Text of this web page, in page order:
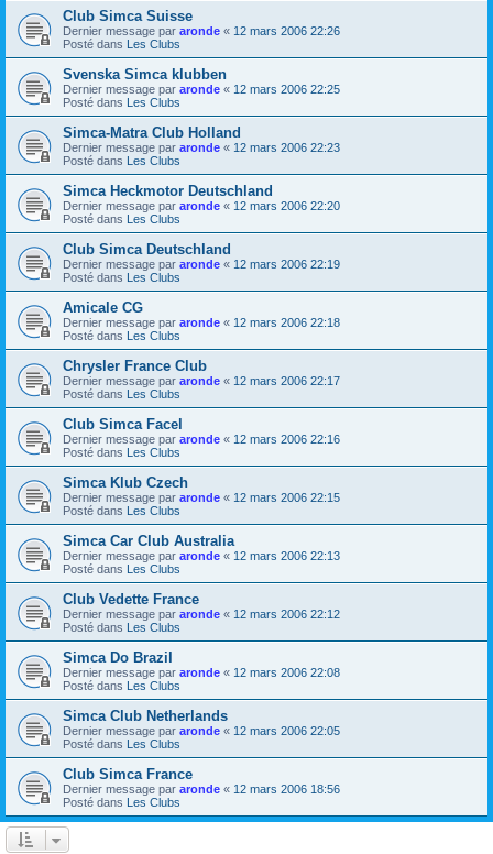
Club Simca Suisse
Dernier message par aronde « 12 mars 2006 22:26
Posté dans Les Clubs
Svenska Simca klubben
Dernier message par aronde « 12 mars 2006 22:25
Posté dans Les Clubs
Simca-Matra Club Holland
Dernier message par aronde « 12 mars 2006 22:23
Posté dans Les Clubs
Simca Heckmotor Deutschland
Dernier message par aronde « 12 mars 2006 22:20
Posté dans Les Clubs
Club Simca Deutschland
Dernier message par aronde « 12 mars 2006 22:19
Posté dans Les Clubs
Amicale CG
Dernier message par aronde « 12 mars 2006 22:18
Posté dans Les Clubs
Chrysler France Club
Dernier message par aronde « 12 mars 2006 22:17
Posté dans Les Clubs
Club Simca Facel
Dernier message par aronde « 12 mars 2006 22:16
Posté dans Les Clubs
Simca Klub Czech
Dernier message par aronde « 12 mars 2006 22:15
Posté dans Les Clubs
Simca Car Club Australia
Dernier message par aronde « 12 mars 2006 22:13
Posté dans Les Clubs
Club Vedette France
Dernier message par aronde « 12 mars 2006 22:12
Posté dans Les Clubs
Simca Do Brazil
Dernier message par aronde « 12 mars 2006 22:08
Posté dans Les Clubs
Simca Club Netherlands
Dernier message par aronde « 12 mars 2006 22:05
Posté dans Les Clubs
Club Simca France
Dernier message par aronde « 12 mars 2006 18:56
Posté dans Les Clubs